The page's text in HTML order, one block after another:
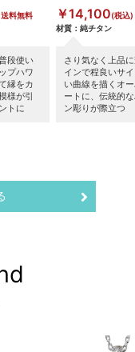
料無料
段使い
プハワ
縁をカ
様が引
トに
￥14,100(税込)
材質：純チタン
さり気なく上品
インで程良いサ
い曲線を描くオ
ートに、伝統的
ン彫りが際立つ